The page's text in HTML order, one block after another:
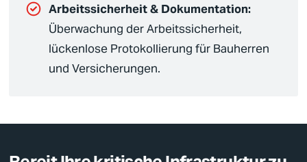
Arbeitssicherheit & Dokumentation:
Überwachung der Arbeitssicherheit,
lückenlose Protokollierung für Bauherren
und Versicherungen.